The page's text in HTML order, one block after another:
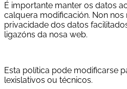
É importante manter os datos
calquera modificación. Non nos
privacidade dos datos
ligazóns da nosa web.
Esta política pode modificarse
lexislativos ou técnicos.